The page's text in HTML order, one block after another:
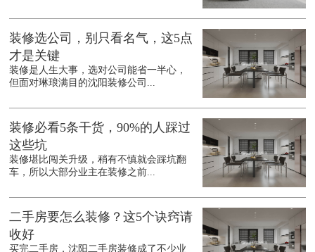
装修选公司，别只看名气，这5点
才是关键
装修是人生大事，选对公司能省一半心，
但面对琳琅满目的沈阳装修公司...
装修必看5条干货，90%的人踩过
这些坑
装修堪比闯关升级，稍有不慎就会踩坑翻
车，所以大部分业主在装修之前...
二手房要怎么装修？这5个诀窍请
收好
买完二手房，沈阳二手房装修成了不少业